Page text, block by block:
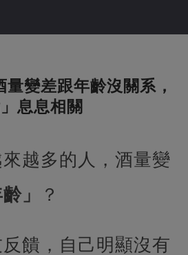
變差跟年齡沒關系，
息息相關
越多的人，酒量變
」 ？
饋，自己明顯沒有